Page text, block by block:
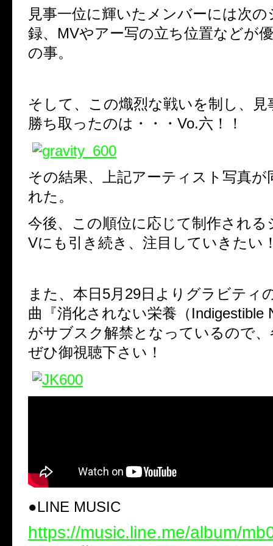
見事一位に輝いたメンバーには次
録、 MVやアー写の立ち位置などが
の事。
そして、この熾烈な戦いを制し、
勝ち取ったのは・・・ Vo.六！！
その結果、上記アーティスト写真が
れた。
今後、この順位に応じて制作される
Vにも引き続き、注目していきたい
また、本日5月29日よりグラビティ
曲『消化されない栄養（Indigestible
がサブスク解禁となっているので
ぜひ御視聴下さい！
●LINE MUSIC
https://music.line.me/album/